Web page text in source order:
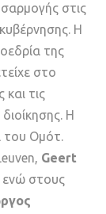
στις
Η
της
στο
και τις
Η
του Ομότ.
Geert
ενώ στους